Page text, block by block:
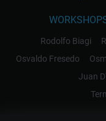
Rodolfo Biagi
Osvaldo Fresedo
Juan